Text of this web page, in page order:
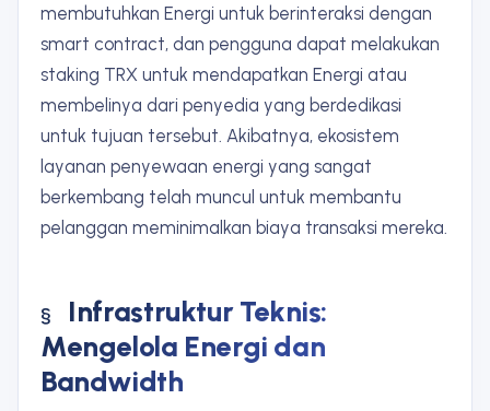
membutuhkan Energi untuk berinteraksi dengan
smart contract, dan pengguna dapat melakukan
staking TRX untuk mendapatkan Energi atau
membelinya dari penyedia yang berdedikasi
untuk tujuan tersebut. Akibatnya, ekosistem
layanan penyewaan energi yang sangat
berkembang telah muncul untuk membantu
pelanggan meminimalkan biaya transaksi mereka.
Infrastruktur Teknis:
Mengelola Energi dan
Bandwidth